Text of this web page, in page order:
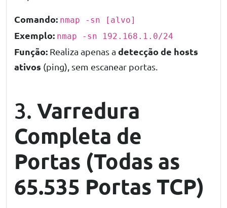
Comando: nmap -sn [alvo]
Exemplo: nmap -sn 192.168.1.0/24
Função: Realiza apenas a detecção de hosts
ativos (ping), sem escanear portas.
3. Varredura
Completa de
Portas (Todas as
65.535 Portas TCP)